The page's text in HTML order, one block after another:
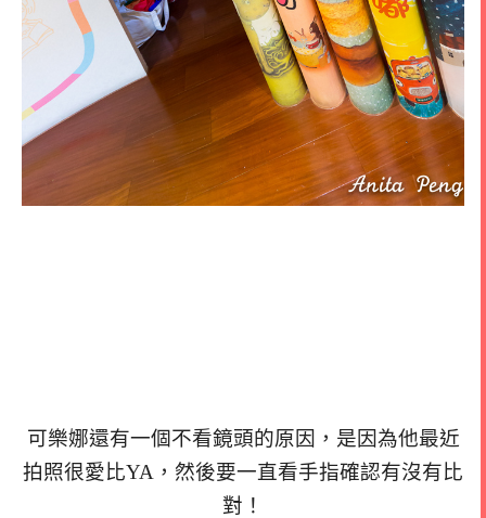
可樂娜還有一個不看鏡頭的原因，是因為他最近
拍照很愛比YA，然後要一直看手指確認有沒有比
對！